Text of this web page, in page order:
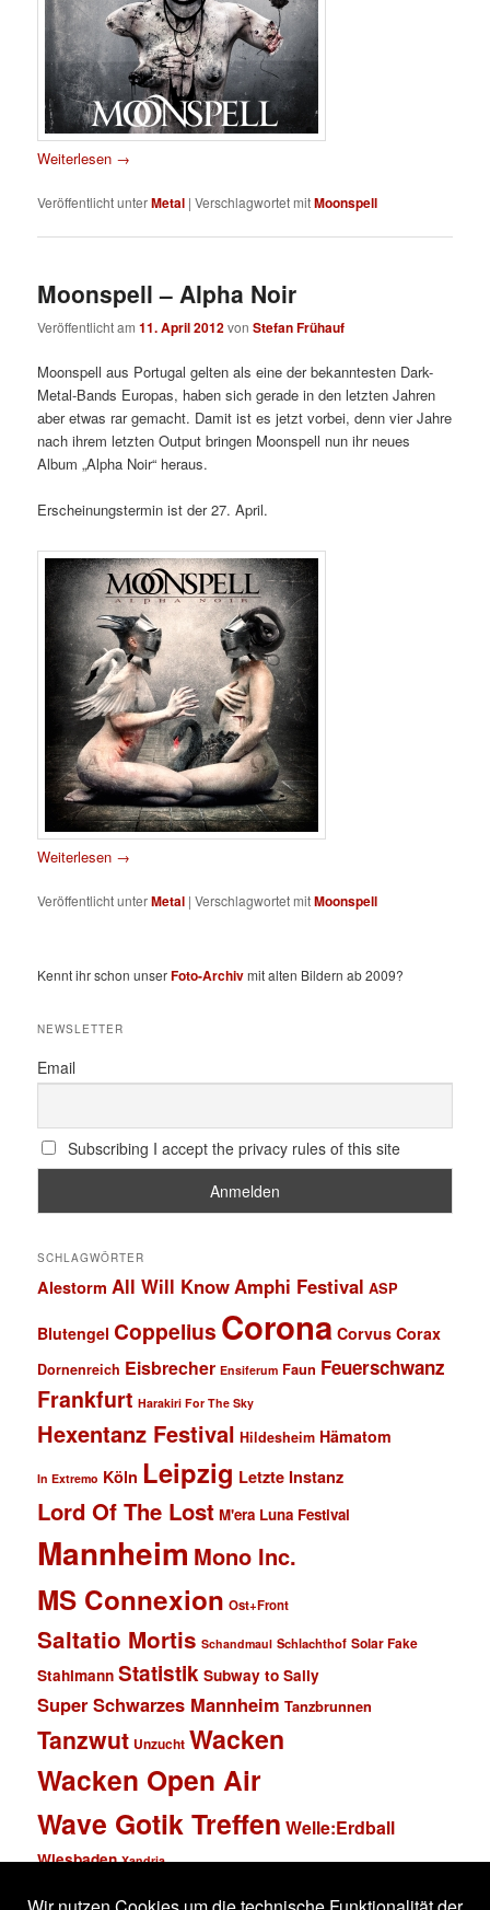
Weiterlesen →
Veröffentlicht unterMetal |Verschlagwortet mitMoonspell
Moonspell – Alpha Noir
Veröffentlicht am11. April 2012vonStefan Frühauf
Moonspell aus Portugal gelten als eine der bekanntesten Dark-
Metal-Bands Europas, haben sich gerade in den letzten Jahren
aber etwas rar gemacht. Damit ist es jetzt vorbei, denn vier Jahre
nach ihrem letzten Output bringen Moonspell nun ihr neues
Album „Alpha Noir“ heraus.
Erscheinungstermin ist der 27. April.
Weiterlesen →
Veröffentlicht unterMetal |Verschlagwortet mitMoonspell
Kennt ihr schon unserFoto-Archivmit alten Bildern ab 2009?
NEWSLETTER
Email
Subscribing I accept the privacy rules of this site
SCHLAGWÖRTER
Alestorm All Will KnowAmphi Festival ASP
Blutengel Coppelius Corona Corvus Corax
Dornenreich Eisbrecher Ensiferum Faun Feuerschwanz
Frankfurt Harakiri For The Sky
Hexentanz Festival Hildesheim Hämatom
In Extremo Köln Leipzig Letzte Instanz
Lord Of The Lost M'era Luna Festival
Mannheim Mono Inc.
MS Connexion Ost+Front
Saltatio Mortis Schandmaul Schlachthof Solar Fake
Stahlmann Statistik Subway to Sally
Super Schwarzes Mannheim Tanzbrunnen
Tanzwut Unzucht Wacken
Wacken Open Air
Wave Gotik Treffen Welle:Erdball
Wiesbaden Xandria